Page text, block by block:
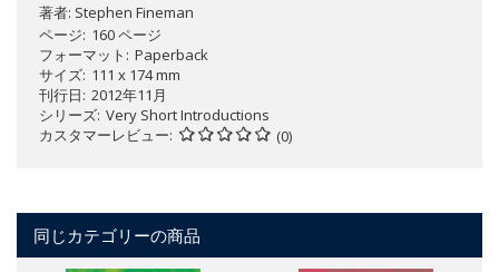
著者: Stephen Fineman
ページ 160 ページ
フォーマット
Paperback
サイズ 111 x 174 mm
刊行日 2012年11月
シリーズ Very Short Introductions
カスタマーレビュー
(0)
同じカテゴリーの商品